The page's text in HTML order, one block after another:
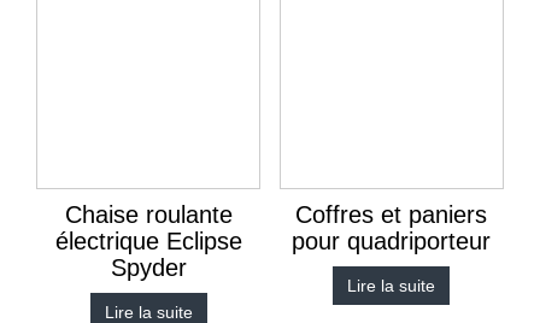
Chaise roulante
électrique Eclipse
Spyder
Lire la suite
Coffres et paniers
pour quadriporteur
Lire la suite